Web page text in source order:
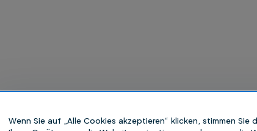
Wenn Sie auf „Alle Cookies akzeptieren“ klicken, stimmen Sie